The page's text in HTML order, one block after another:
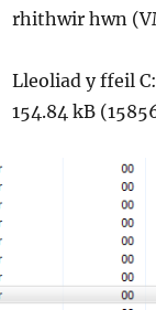
rhithwir hwn
Lleoliad y ffeil
154.84 kB